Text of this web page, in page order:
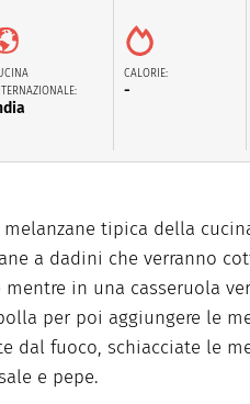
CALORIE:
-
tipica della
a dadini che verranno
in una casseruola
per poi aggiungere le
dal fuoco, schiacciate le
e pepe.